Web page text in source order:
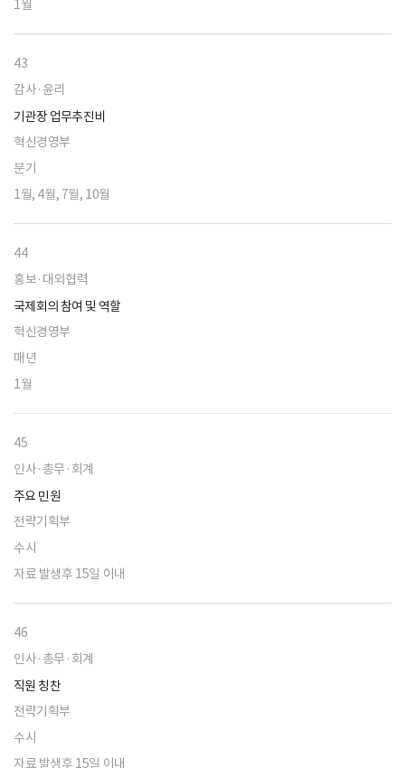
1월
43
감사·윤리
기관장 업무추진비
혁신경영부
분기
1월, 4월, 7월, 10월
44
홍보·대외협력
국제회의 참여 및 역할
혁신경영부
매년
1월
45
인사·총무·회계
주요 민원
전략기획부
수시
자료 발생후 15일 이내
46
인사·총무·회계
직원 칭찬
전략기획부
수시
자료 발생후 15일 이내